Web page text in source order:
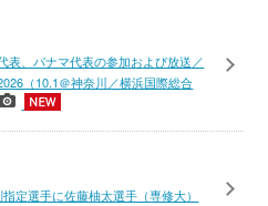
表、パナマ代表の参加および放送／
（10.1＠神奈川／横浜国際総合
定選手に佐藤柚太選手（専修大）